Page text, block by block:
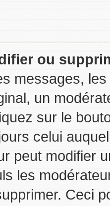
ou
messages,
un
sur le
celui
peut modifier
les
Ceci